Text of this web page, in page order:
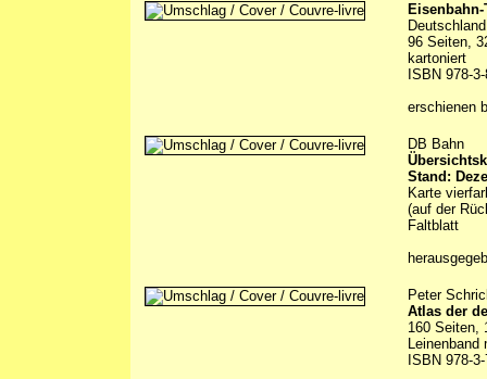
96 Seiten,
kartoniert
ISBN 978-
erschienen
DB Bahn
Stand:
Karte
(auf der
Faltblatt
Peter
Atlas der
160 Seiten,
ISBN 978-